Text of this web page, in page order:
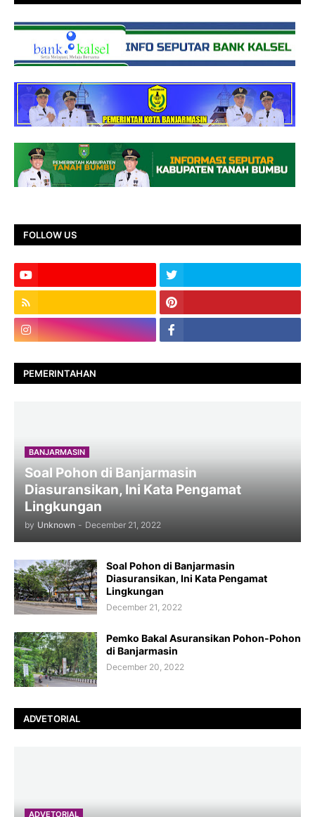
FOLLOW US
PEMERINTAHAN
BANJARMASIN
Soal Pohon di Banjarmasin
Diasuransikan, Ini Kata Pengamat
Lingkungan
by Unknown - December 21, 2022
Soal Pohon di Banjarmasin
Diasuransikan, Ini Kata Pengamat
Lingkungan
December 21, 2022
Pemko Bakal Asuransikan Pohon-Pohon
di Banjarmasin
December 20, 2022
ADVETORIAL
ADVETORIAL